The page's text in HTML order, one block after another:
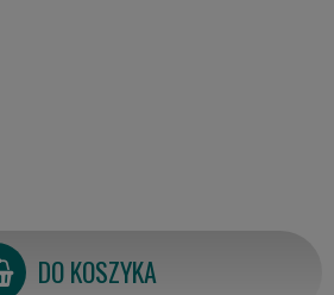
DO KOSZYKA